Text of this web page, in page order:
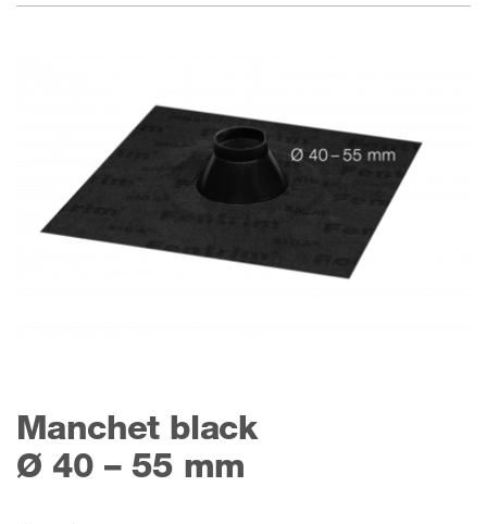
Manchet black
Ø 40 – 55 mm